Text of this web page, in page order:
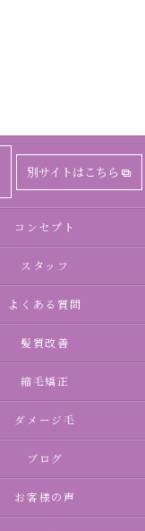
別サイトはこちら
コンセプト
スタッフ
よくある質問
髪質改善
縮毛矯正
ダメージ毛
ブログ
お客様の声